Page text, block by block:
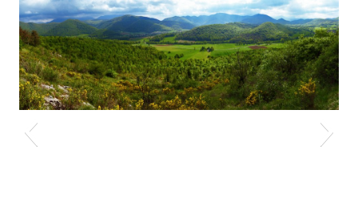
Nature Comminges